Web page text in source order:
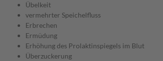
Übelkeit
vermehrter Speichelfluss
Erbrechen
Ermüdung
Erhöhung des Prolaktinspiegels im Blut
Überzuckerung